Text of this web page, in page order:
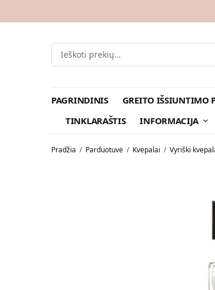
PAGRINDINIS GREITO IŠSIUNTIMO
TINKLARAŠTIS
INFORMACIJA
Pradžia / Parduotuvė / Kvepalai / Vyriški